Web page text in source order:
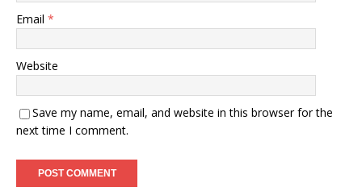
Email *
Website
Save my name, email, and website in this browser for the
next time I comment.